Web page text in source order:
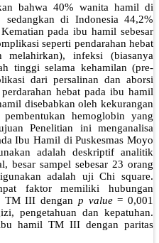
bahwa 40% wanita hamil di
sedangkan di Indonesia 44,2%
pada ibu hamil sebesar
seperti pendarahan hebat
melahirkan), infeksi (biasanya
tinggi selama kehamilan (pre-
dari persalinan dan aborsi
hebat pada ibu hamil
disebabkan oleh kekurangan
hemoglobin yang
Penelitian ini menganalisa
Ibu Hamil di Puskesmas Moyo
adalah deskriptif analitik
besar sampel sebesar 23 orang
adalah uji Chi square.
faktor memiliki hubungan
TM III dengan p value= 0,001
pengetahuan dan kepatuhan.
hamil TM III dengan paritas